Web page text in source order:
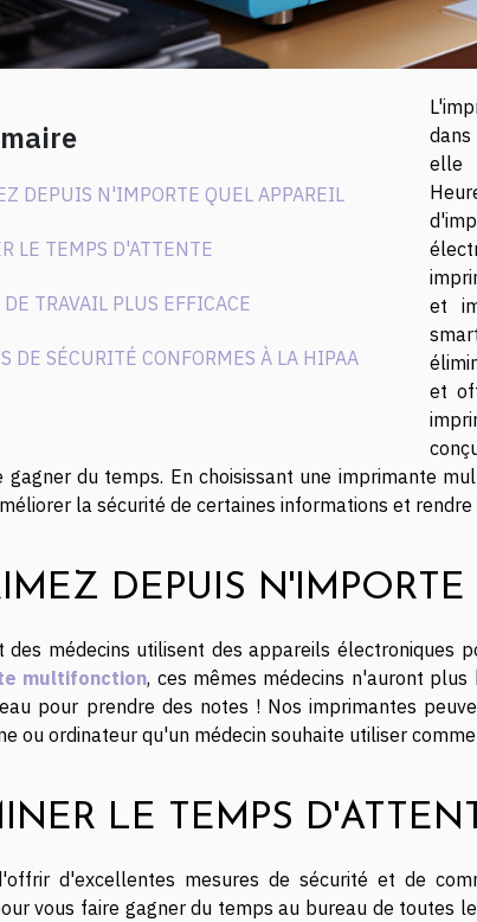
DEPUIS N'IMPORTE QUEL APPAREIL
LE TEMPS D'ATTENTE
TRAVAIL PLUS EFFICACE
DE SÉCURITÉ CONFORMES À LA HIPAA
elle
et
et
gagner du temps. En choisissant une imprimante
la sécurité de certaines informations et
DEPUIS
des médecins utilisent des appareils électroniques
multifonction, ces mêmes médecins n'auront
pour prendre des notes ! Nos imprimantes
ou ordinateur qu'un médecin souhaite utiliser
LE TEMPS
d'excellentes mesures de sécurité et de
vous faire gagner du temps au bureau de toutes